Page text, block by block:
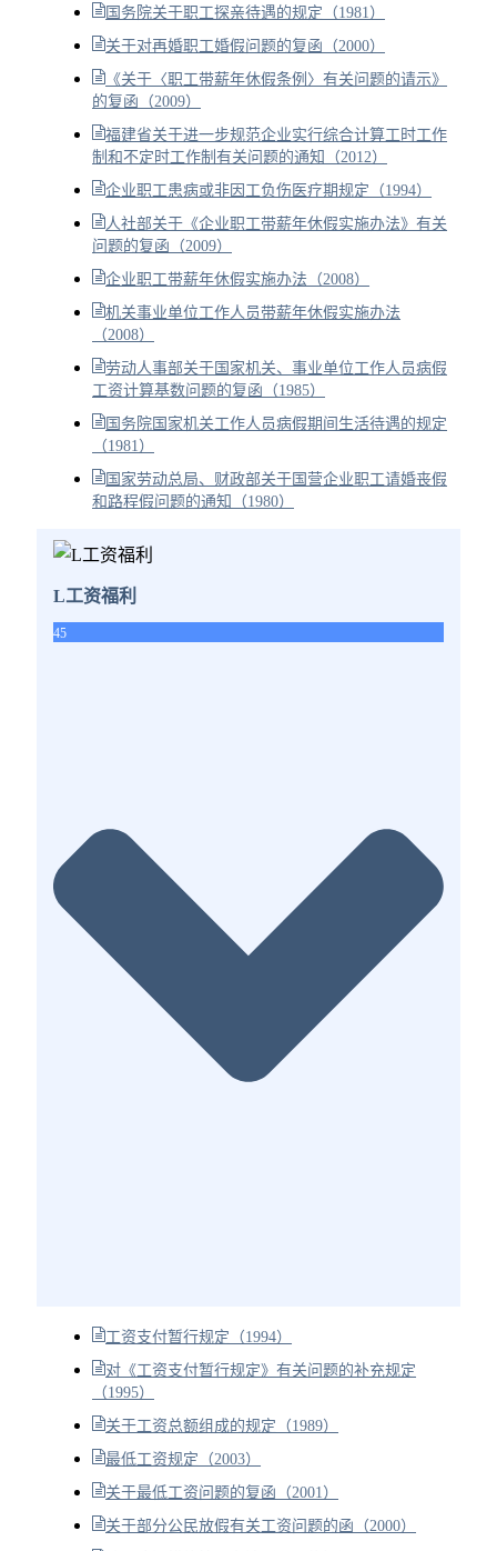
国务院关于职工探亲待遇的规定（1981）
关于对再婚职工婚假问题的复函（2000）
《关于〈职工带薪年休假条例〉有关问题的请示》
的复函（2009）
福建省关于进一步规范企业实行综合计算工时工作
制和不定时工作制有关问题的通知（2012）
企业职工患病或非因工负伤医疗期规定（1994）
人社部关于《企业职工带薪年休假实施办法》有关
问题的复函（2009）
企业职工带薪年休假实施办法（2008）
机关事业单位工作人员带薪年休假实施办法
（2008）
劳动人事部关于国家机关、事业单位工作人员病假
工资计算基数问题的复函（1985）
国务院国家机关工作人员病假期间生活待遇的规定
（1981）
国家劳动总局、财政部关于国营企业职工请婚丧假
和路程假问题的通知（1980）
L工资福利
45
工资支付暂行规定（1994）
对《工资支付暂行规定》有关问题的补充规定
（1995）
关于工资总额组成的规定（1989）
最低工资规定（2003）
关于最低工资问题的复函（2001）
关于部分公民放假有关工资问题的函（2000）